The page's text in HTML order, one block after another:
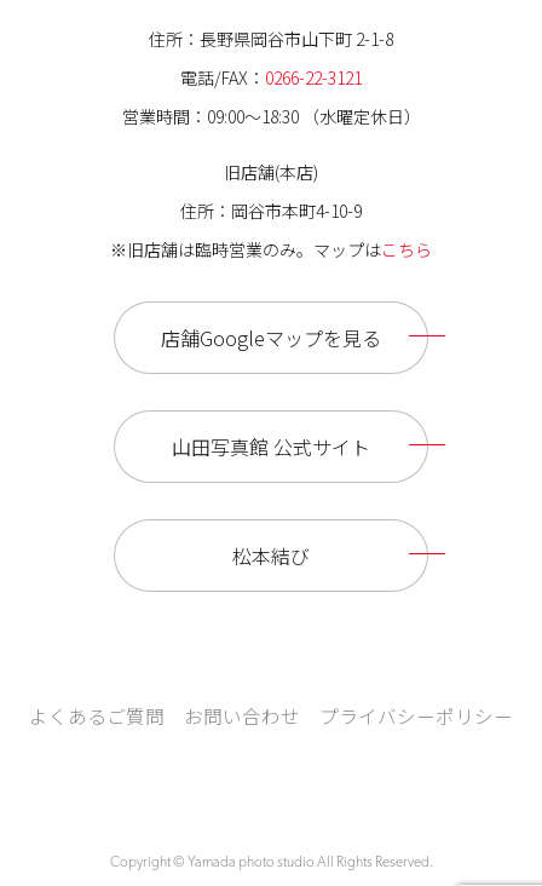
住所：長野県岡谷市山下町 2-1-8
電話/FAX： 0266-22-3121
営業時間：09:00〜18:30 （水曜定休日）
旧店舗(本店)
住所：岡谷市本町4-10-9
※旧店舗は臨時営業のみ。マップはこちら
店舗Googleマップを見る
山田写真館 公式サイト
松本結び
よくあるご質問 お問い合わせ プライバシーポリシー
Copyright © Yamada photo studio All Rights Reserved.